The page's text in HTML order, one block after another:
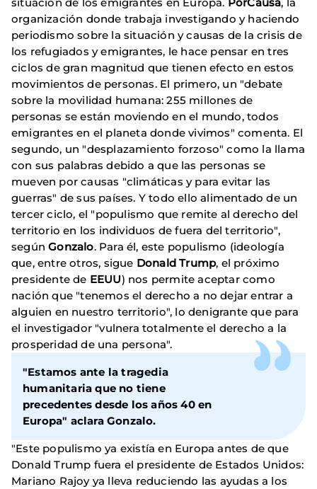
situación de los emigrantes en Europa. PorCausa, la
organización donde trabaja investigando y haciendo
periodismo sobre la situación y causas de la crisis de
los refugiados y emigrantes, le hace pensar en tres
ciclos de gran magnitud que tienen efecto en estos
movimientos de personas. El primero, un "debate
sobre la movilidad humana: 255 millones de
personas se están moviendo en el mundo, todos
emigrantes en el planeta donde vivimos" comenta. El
segundo, un "desplazamiento forzoso" como la llama
con sus palabras debido a que las personas se
mueven por causas "climáticas y para evitar las
guerras" de sus países. Y todo ello alimentado de un
tercer ciclo, el "populismo que remite al derecho del
territorio en los individuos de fuera del territorio",
segúnGonzalo. Para él, este populismo (ideología
que, entre otros, sigue Donald Trump, el próximo
presidente de EEUU) nos permite aceptar como
nación que "tenemos el derecho a no dejar entrar a
alguien en nuestro territorio", lo denigrante que para
el investigador "vulnera totalmente el derecho a la
prosperidad de una persona".
"Estamos ante la tragedia
humanitaria que no tiene
precedentes desde los años 40 en
Europa" aclara Gonzalo.
"Este populismo ya existía en Europa antes de que
Donald Trump fuera el presidente de Estados Unidos:
Mariano Rajoy ya lleva reduciendo las ayudas a los